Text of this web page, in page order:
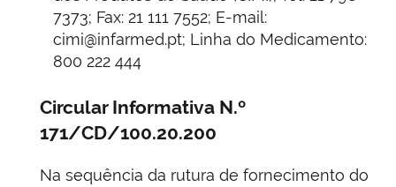
7373; Fax: 21 111 7552; E-mail:
cimi@infarmed.pt; Linha do Medicamento:
800 222 444
Circular Informativa N.º
171/CD/100.20.200
Na sequência da rutura de fornecimento do